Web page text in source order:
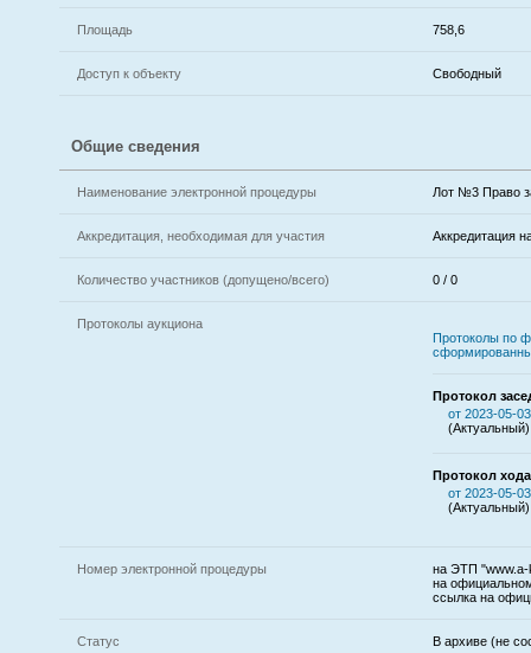
Площадь 758,6
Доступ к объекту Свободный
Общие сведения
Наименование электронной процедуры Лот №3 Право
Аккредитация, необходимая для участия Аккредитация
Количество участников (допущено/всего) 0 / 0
Протоколы аукциона
Протоколы по
Протокол
от 2023-05-
(Актуальный)
Протокол
от 2023-05-
(Актуальный)
Номер электронной процедуры
на ЭТП "www.a-
на
ссылка на
Статус В архиве (не